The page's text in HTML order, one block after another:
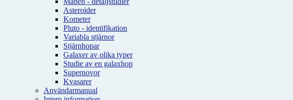
Asteroider
Kometer
Pluto - identifikation
Variabla stjärnor
Stjärnhopar
Galaxer av olika typer
Studie av en galaxhop
Supernovor
Kvasarer
Användarmanual